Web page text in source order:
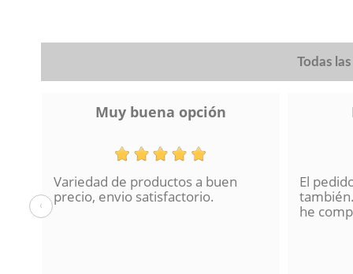
Todas
Muy buena opción
Variedad de productos a buen
precio, envio satisfactorio.
El
he
‹